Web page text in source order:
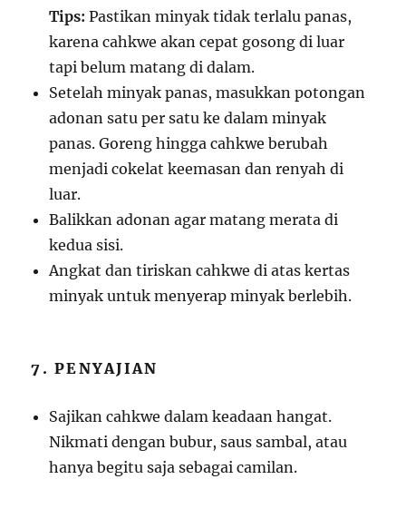
Tips: Pastikan minyak tidak terlalu panas,
karena cahkwe akan cepat gosong di luar
tapi belum matang di dalam.
Setelah minyak panas, masukkan potongan
adonan satu per satu ke dalam minyak
panas. Goreng hingga cahkwe berubah
menjadi cokelat keemasan dan renyah di
luar.
Balikkan adonan agar matang merata di
kedua sisi.
Angkat dan tiriskan cahkwe di atas kertas
minyak untuk menyerap minyak berlebih.
7. PENYAJIAN
Sajikan cahkwe dalam keadaan hangat.
Nikmati dengan bubur, saus sambal, atau
hanya begitu saja sebagai camilan.